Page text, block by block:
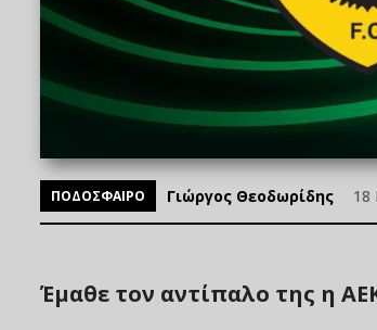
ΠΟΔΟΣΦΑΙΡΟ Γιώργος Θεοδωρίδης 18
Έμαθε τον αντίπαλο της η